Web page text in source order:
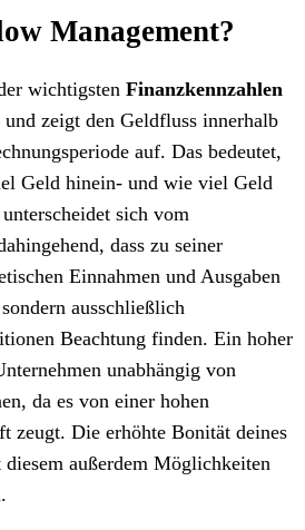
Management?
wichtigsten Finanzkennzahlen
und zeigt den Geldfluss innerhalb
auf. Das bedeutet,
Geld hinein- und wie viel Geld
sich vom
dass zu seiner
Einnahmen und Ausgaben
ausschließlich
Beachtung finden. Ein hoher
unabhängig von
da es von einer hohen
zeugt. Die erhöhte Bonität deines
außerdem Möglichkeiten